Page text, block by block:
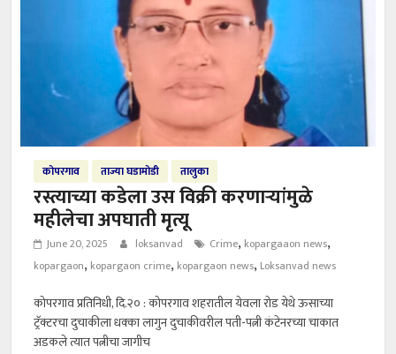
कोपरगाव ताज्या घडामोडी तालुका
रस्त्याच्या कडेला उस विक्री करणाऱ्यांमुळे
महीलेचा अपघाती मृत्यू
June 20, 2025 loksanvad Crime, kopargaaon news,
kopargaon, kopargaon crime, kopargaon news, Loksanvad news
कोपरगाव प्रतिनिधी, दि.२० : कोपरगाव शहरातील येवला रोड येथे ऊसाच्या
ट्रॅक्टरचा दुचाकीला धक्का लागुन दुचाकीवरील पती-पत्नी कंटेनरच्या चाकात
अडकले त्यात पत्नीचा जागीच